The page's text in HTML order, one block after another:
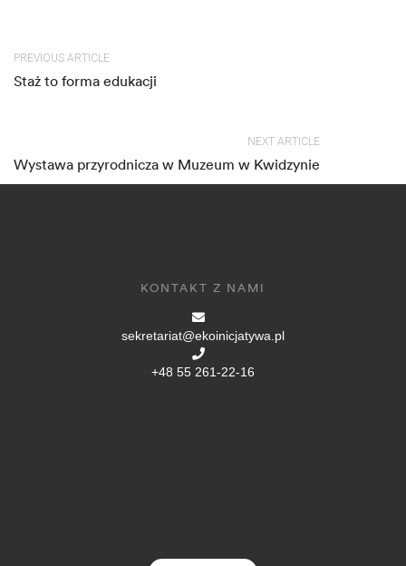
PREVIOUS ARTICLE
Staż to forma edukacji
NEXT ARTICLE
Wystawa przyrodnicza w Muzeum w Kwidzynie
KONTAKT Z NAMI
sekretariat@ekoinicjatywa.pl
+48 55 261-22-16